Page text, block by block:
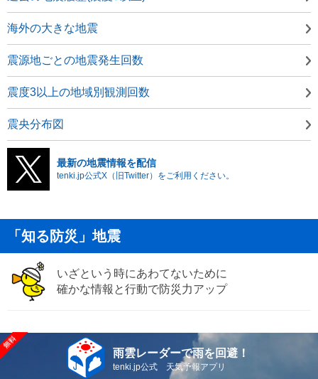
海外の大きな地震
震源地ごとの地震発生回数
震度3以上の地域別観測回数
震央分布図
最新の地震情報を配信
tenki.jp公式X（旧Twitter）をご利用ください。
「知る防災」地震
いざという時にあわてないために
確かな情報と行動で防災力アップ
雨雲レーダーで雨を回避！
tenki.jp公式 天気予報アプリ